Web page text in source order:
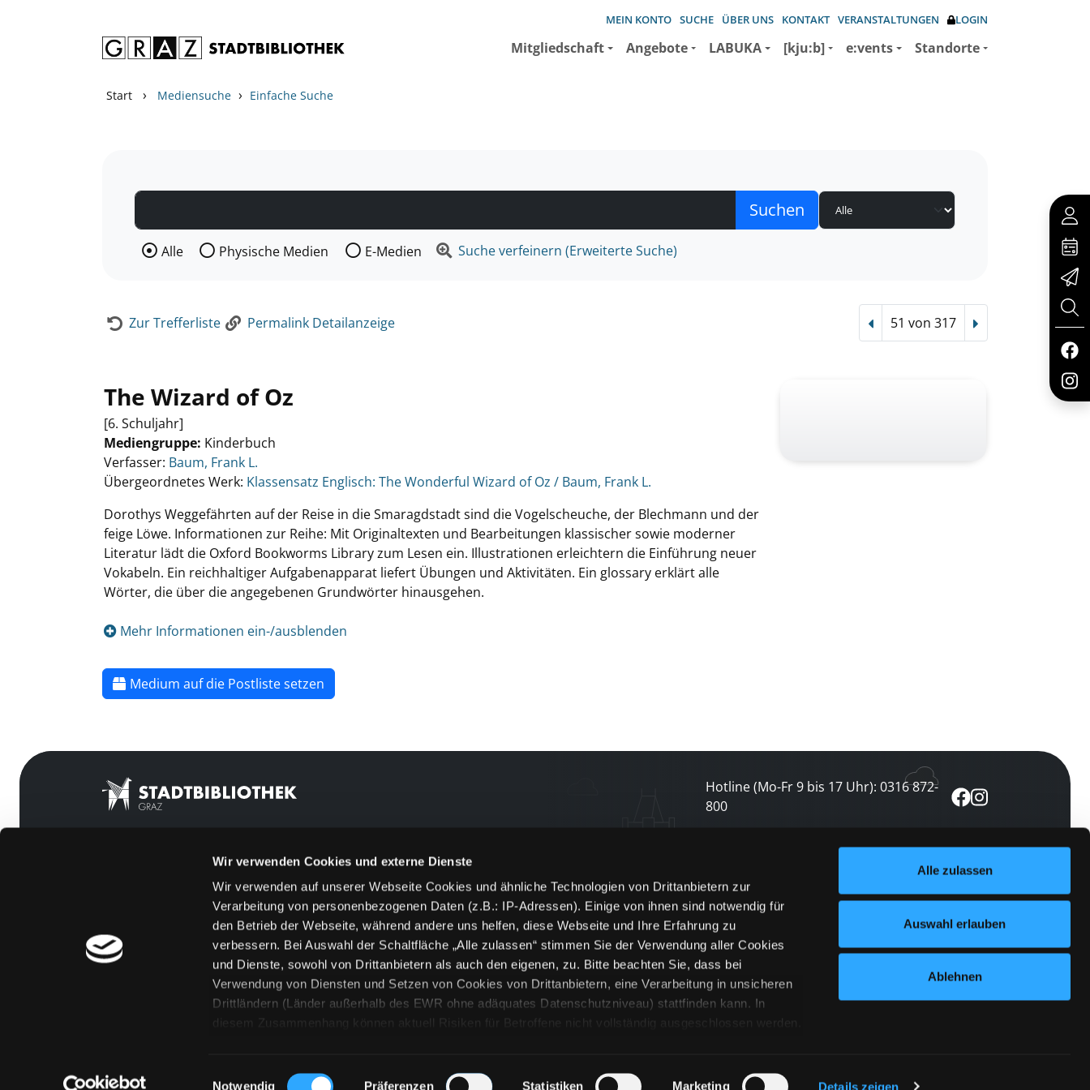
Wir verwenden Cookies und externe Dienste
Wir verwenden auf unserer Webseite Cookies und ähnliche Technologien von Drittanbietern zur
Verarbeitung von personenbezogenen Daten (z.B.: IP-Adressen). Einige von ihnen sind notwendig für
den Betrieb der Webseite, während andere uns helfen, diese Webseite und Ihre Erfahrung zu
verbessern. Bei Auswahl der Schaltfläche „Alle zulassen“ stimmen Sie der Verwendung aller Cookies
und Dienste, sowohl von Drittanbietern als auch den eigenen, zu. Bitte beachten Sie, dass bei
Verwendung von Diensten und Setzen von Cookies von Drittanbietern, eine Verarbeitung in unsicheren
Drittländern (Länder außerhalb des EWR ohne adäquates Datenschutzniveau) stattfinden kann. In
diesem Zusammenhang können aktuell Risiken für Betroffene nicht vollständig ausgeschlossen werden.
„Details zeigen“ finden Sie Erklärungen zu den verschiedenen Kategorien von Cookies und ähnlichen
Einwilligungsauswahl
Notwendig Präferenzen Statistiken Marketing Details zeigen
Alle zulassen
Auswahl erlauben
Ablehnen
MEIN KONTO SUCHE ÜBER UNS KONTAKT VERANSTALTUNGEN LOGIN
Mitgliedschaft Angebote LABUKA [kju:b] e:vents Standorte
Start › Mediensuche › Einfache Suche
Wählen Sie die Medienart nach der Sie suchen wollen.
Alle Physische Medien E-Medien Suche verfeinern (Erweiterte Suche)
Zur Trefferliste Permalink Detailanzeige Vorheriger Treffer
51 von 317 Nächster Treffer
The Wizard of Oz
[6. Schuljahr]
Mediengruppe: Kinderbuch
Verfasser: Baum, Frank L.
Übergeordnetes Werk: Klassensatz Englisch: The Wonderful Wizard of Oz / Baum, Frank L.
Dorothys Weggefährten auf der Reise in die Smaragdstadt sind die Vogelscheuche, der Blechmann und der
feige Löwe. Informationen zur Reihe: Mit Originaltexten und Bearbeitungen klassischer sowie moderner
Literatur lädt die Oxford Bookworms Library zum Lesen ein. Illustrationen erleichtern die Einführung neuer
Vokabeln. Ein reichhaltiger Aufgabenapparat liefert Übungen und Aktivitäten. Ein glossary erklärt alle
Wörter, die über die angegebenen Grundwörter hinausgehen.
Mehr Informationen ein-/ausblenden
Medium auf die Postliste setzen
Hotline (Mo-Fr 9 bis 17 Uhr): 0316 872-
800
[kju:b]
Feedback
Kontakt
Über uns
Jobs
Medienwunsch
FAQs
Newsletter abonnieren
und keine Veranstaltung verpassen
jetzt abonnieren